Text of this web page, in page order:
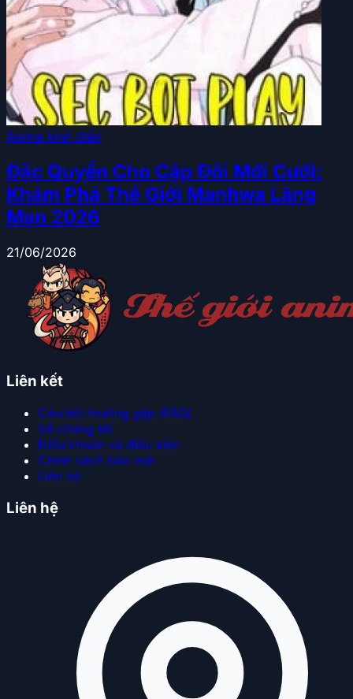
Anime kinh điển
Đặc Quyền Cho Cặp Đôi Mới Cưới:
Khám Phá Thế Giới Manhwa Lãng
Mạn 2026
21/06/2026
Liên kết
Câu hỏi thường gặp (FAQ)
Về chúng tôi
Điều khoản và điều kiện
Chính sách bảo mật
Liên hệ
Liên hệ